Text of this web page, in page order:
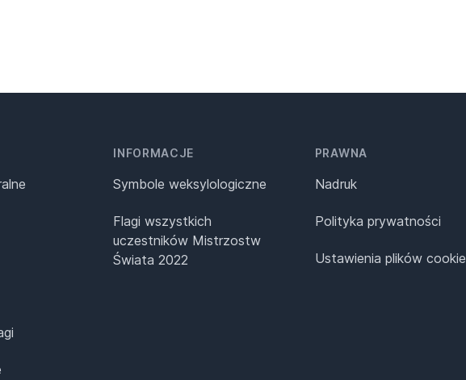
INFORMACJE
Symbole weksylologiczne
Flagi wszystkich
uczestników Mistrzostw
Świata 2022
PRAWNA
Nadruk
Polityka prywatności
Ustawienia plików cookie